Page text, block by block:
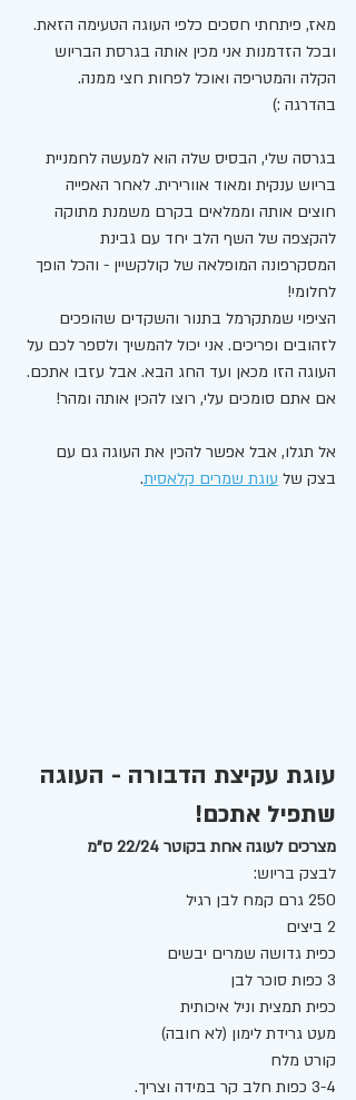
מאז, פיתחתי חסכים כלפי העוגה הטעימה הזאת.
ובכל הזדמנות אני מכין אותה בגרסת הבריוש
הקלה והמטריפה ואוכל לפחות חצי ממנה.
בהדרגה :)
בגרסה שלי, הבסיס שלה הוא למעשה לחמניית
בריוש ענקית ומאוד אוורירית. לאחר האפייה
חוצים אותה וממלאים בקרם משמנת מתוקה
להקצפה של השף הלב יחד עם גבינת
המסקרפונה המופלאה של קולקשיין - והכל הופך
לחלומי!
הציפוי שמתקרמל בתנור והשקדים שהופכים
לזהובים ופריכים. אני יכול להמשיך ולספר לכם על
העוגה הזו מכאן ועד החג הבא. אבל עזבו אתכם.
אם אתם סומכים עלי, רוצו להכין אותה ומהר!
אל תגלו, אבל אפשר להכין את העוגה גם עם
בצק של עוגת שמרים קלאסית.
עוגת עקיצת הדבורה - העוגה
שתפיל אתכם!
מצרכים לעוגה אחת בקוטר 22/24 ס"מ
לבצק בריוש:
250 גרם קמח לבן רגיל
2 ביצים
כפית גדושה שמרים יבשים
3 כפות סוכר לבן
כפית תמצית וניל איכותית
מעט גרידת לימון (לא חובה)
קורט מלח
3-4 כפות חלב קר במידה וצריך.